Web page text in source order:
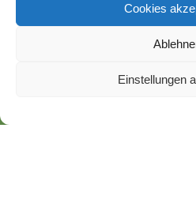
Cookies
Einstellungen